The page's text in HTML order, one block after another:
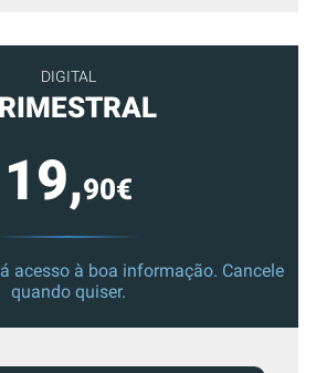
DIGITAL
19,90€
acesso à boa informação. Cancele
quando quiser.